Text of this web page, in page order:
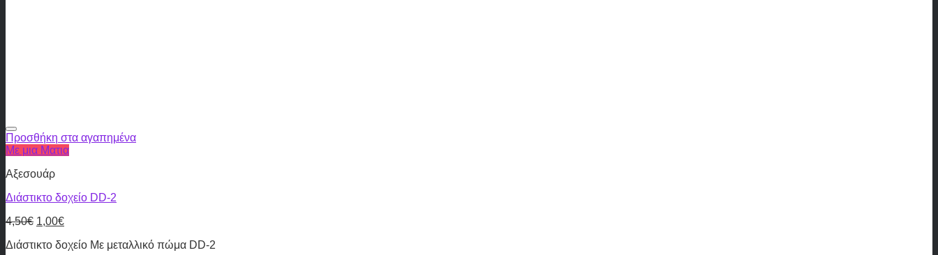
Προσθήκη στα αγαπημένα
Με μια Ματια
Αξεσουάρ
Διάστικτο δοχείο DD-2
4,50€ 1,00€
Διάστικτο δοχείο Με μεταλλικό πώμα DD-2